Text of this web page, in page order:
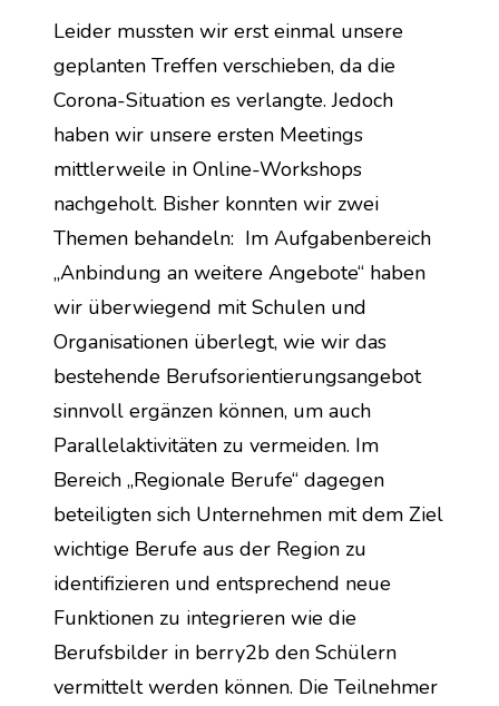
Leider mussten wir erst einmal unsere
geplanten Treffen verschieben, da die
Corona-Situation es verlangte. Jedoch
haben wir unsere ersten Meetings
mittlerweile in Online-Workshops
nachgeholt. Bisher konnten wir zwei
Themen behandeln:  Im Aufgabenbereich
„Anbindung an weitere Angebote“ haben
wir überwiegend mit Schulen und
Organisationen überlegt, wie wir das
bestehende Berufsorientierungsangebot
sinnvoll ergänzen können, um auch
Parallelaktivitäten zu vermeiden. Im
Bereich „Regionale Berufe“ dagegen
beteiligten sich Unternehmen mit dem Ziel
wichtige Berufe aus der Region zu
identifizieren und entsprechend neue
Funktionen zu integrieren wie die
Berufsbilder in berry2b den Schülern
vermittelt werden können. Die Teilnehmer